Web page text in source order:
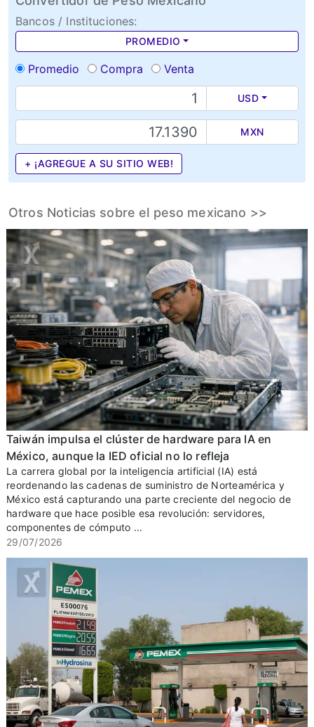
Bancos / Instituciones:
PROMEDIO
Promedio Compra Venta
USD
MXN
+ ¡AGREGUE A SU SITIO WEB!
Otros Noticias sobre el peso mexicano >>
Taiwán impulsa el clúster de hardware para IA en
México, aunque la IED oficial no lo refleja
La carrera global por la inteligencia artificial (IA) está
reordenando las cadenas de suministro de Norteamérica y
México está capturando una parte creciente del negocio de
hardware que hace posible esa revolución: servidores,
componentes de cómputo ...
29/07/2026